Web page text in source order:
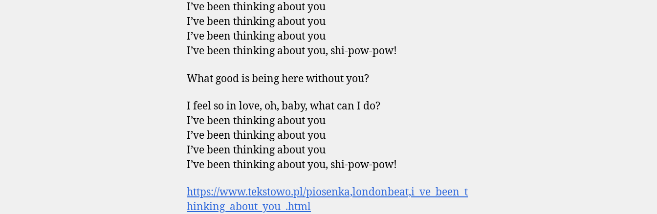
I’ve been thinking about you
I’ve been thinking about you
I’ve been thinking about you
I’ve been thinking about you, shi-pow-pow!
What good is being here without you?
I feel so in love, oh, baby, what can I do?
I’ve been thinking about you
I’ve been thinking about you
I’ve been thinking about you
I’ve been thinking about you, shi-pow-pow!
https://www.tekstowo.pl/piosenka,londonbeat,i_ve_been_t
hinking_about_you_.html